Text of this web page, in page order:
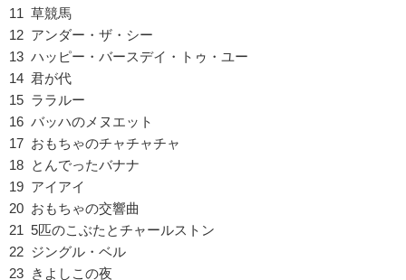
11 草競馬
12 アンダー・ザ・シー
13 ハッピー・バースデイ・トゥ・ユー
14 君が代
15 ララルー
16 バッハのメヌエット
17 おもちゃのチャチャチャ
18 とんでったバナナ
19 アイアイ
20 おもちゃの交響曲
21 5匹のこぶたとチャールストン
22 ジングル・ベル
23 きよしこの夜